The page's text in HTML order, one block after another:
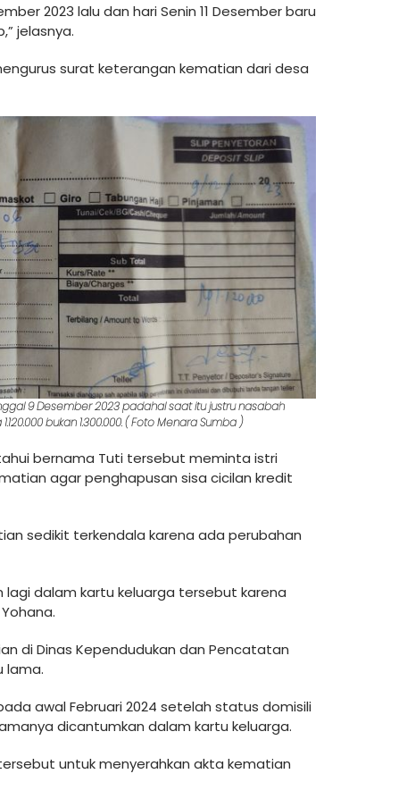
2023 lalu dan hari Senin 11 Desember baru
jelasnya.
surat keterangan kematian dari desa
9 Desember 2023 padahal saat itu justru nasabah
bukan 1.300.000. ( Foto Menara Sumba )
bernama Tuti tersebut meminta istri
agar penghapusan sisa cicilan kredit
sedikit terkendala karena ada perubahan
dalam kartu keluarga tersebut karena
di Dinas Kependudukan dan Pencatatan
lama.
awal Februari 2024 setelah status domisili
dicantumkan dalam kartu keluarga.
untuk menyerahkan akta kematian